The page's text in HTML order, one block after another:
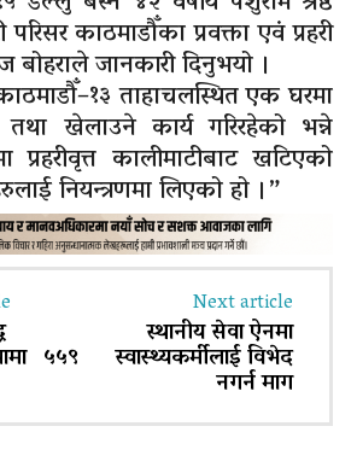
काठमाडौँका प्रवक्ता एवं प्रहरी
बोहराले जानकारी दिनुभयो ।
ताहाचलस्थित एक घरमा
खेलाउने कार्य गरिरहेको भन्ने
कालीमाटीबाट खटिएको
नियन्त्रणमा लिएको हो ।”
५५९
Next article
स्थानीय सेवा ऐनमा
स्वास्थ्यकर्मीलाई विभेद
नगर्न माग